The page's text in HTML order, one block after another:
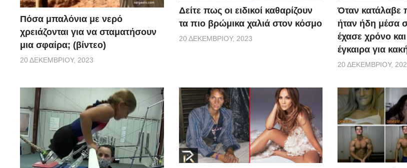
Πόσα μπαλόνια με νερό
χρειάζονται για να σταματήσουν
μια σφαίρα; (βίντεο)
20 ΔΕΚΕΜΒΡΊΟΥ, 2023
Δείτε πως οι ειδικοί καθαρίζουν
τα πιο βρώμικα χαλιά στον κόσμο
20 ΔΕΚΕΜΒΡΊΟΥ, 2023
Όταν κατάλαβε
ήταν ήδη μέσα
έχασε χρόνο
έγκαιρα για
20 ΔΕΚΕΜΒΡΊΟΥ,